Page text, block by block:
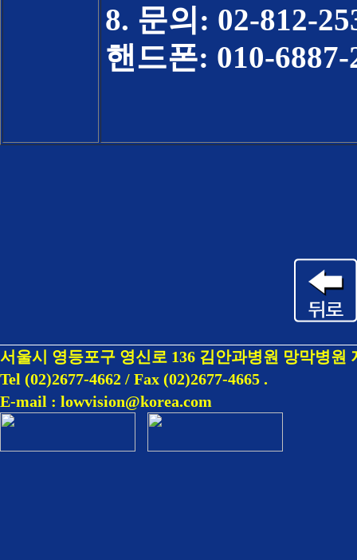
8. 문의: 02-812-
핸드폰: 010-6887-
서울시 영등포구 영신로 136 김안과병원 망막병원
Tel (02)2677-4662 / Fax (02)2677-4665 .
E-mail : lowvision@korea.com